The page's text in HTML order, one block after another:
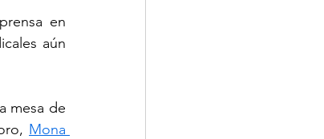
en
aún
mesa de
Mona